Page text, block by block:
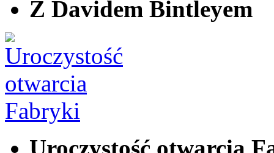
Z Davidem Bintleyem